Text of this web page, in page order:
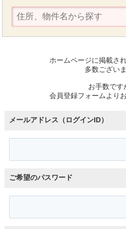
ホームページに掲載さ
多数ございま
お手数です
会員登録フォームより
メールアドレス（ログインID）
ご希望のパスワード